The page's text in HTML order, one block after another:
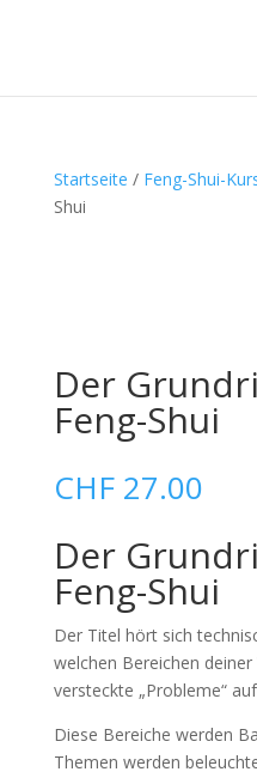
Startseite / Feng-Shui-
Shui
Der
Feng-Shui
CHF27.00
Der
Feng-Shui
Der Titel hört sich
welchen Bereichen
versteckte „Probleme“
Diese Bereiche werden
Themen werden